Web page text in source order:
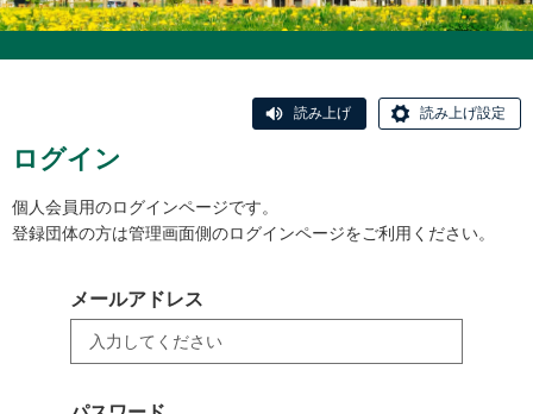
読み上げ 読み上げ設定
ログイン
個人会員用のログインページです。
登録団体の方は管理画面側のログインページをご利用ください。
メールアドレス